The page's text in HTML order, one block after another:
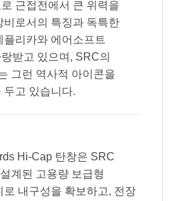
근접전에서 큰 위력을
비로서의 특징과 독특한
리카와 에어소프트
받고 있으며, SRC의
그런 역사적 아이콘을
두고 있습니다.
Hi-Cap 탄창은 SRC
계된 고용량 보급형
로 내구성을 확보하고, 전장